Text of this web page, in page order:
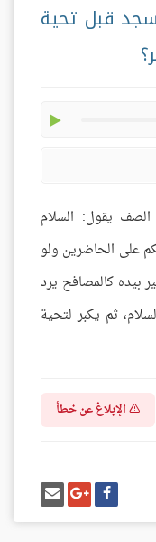
قبل تحية
يقول: السلام
على الحاضرين ولو
بيده كالمصافح يرد
ثم يكبر لتحية
الإبلاغ عن خطأ
شارك
على
فيسبوك
شارك
على
غوغل
بلس
إرسل
إيميل